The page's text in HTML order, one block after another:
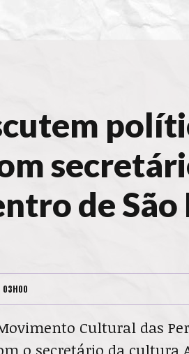
de São
03H00
Cultural das
o secretário da cultura